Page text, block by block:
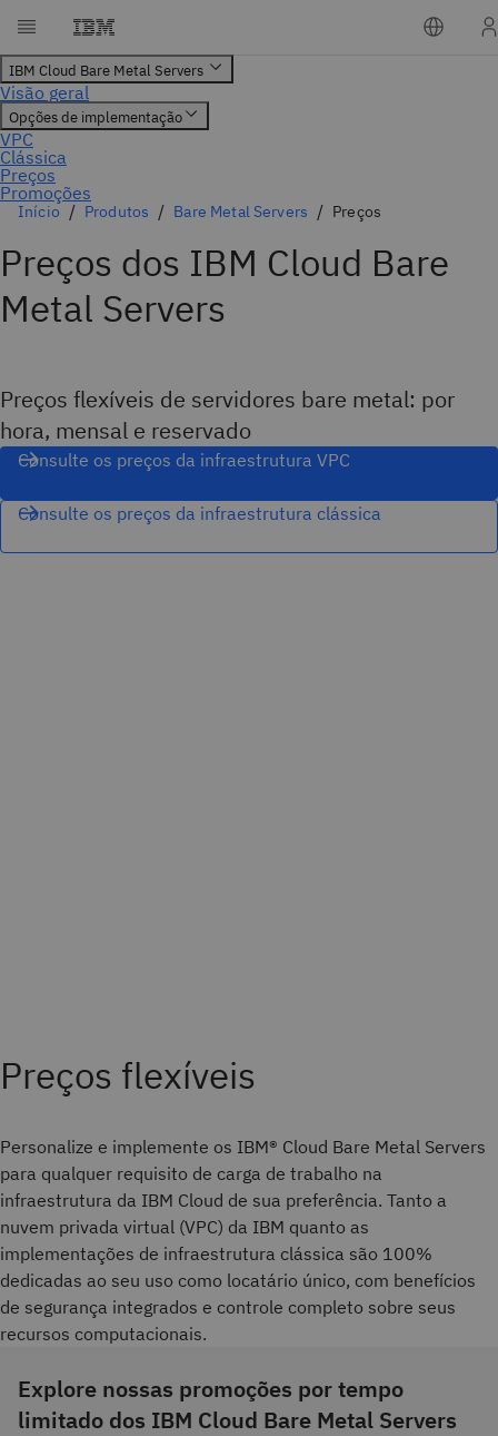
Início Produtos Bare Metal Servers Preços
Preços dos IBM Cloud Bare
Metal Servers
Preços flexíveis de servidores bare metal: por
hora, mensal e reservado
Consulte os preços da infraestrutura VPC
Consulte os preços da infraestrutura clássica
Preços flexíveis
Personalize e implemente os IBM® Cloud Bare Metal Servers
para qualquer requisito de carga de trabalho na
infraestrutura da IBM Cloud de sua preferência. Tanto a
nuvem privada virtual (VPC) da IBM quanto as
implementações de infraestrutura clássica são 100%
dedicadas ao seu uso como locatário único, com benefícios
de segurança integrados e controle completo sobre seus
recursos computacionais.
Explore nossas promoções por tempo
limitado dos IBM Cloud Bare Metal Servers